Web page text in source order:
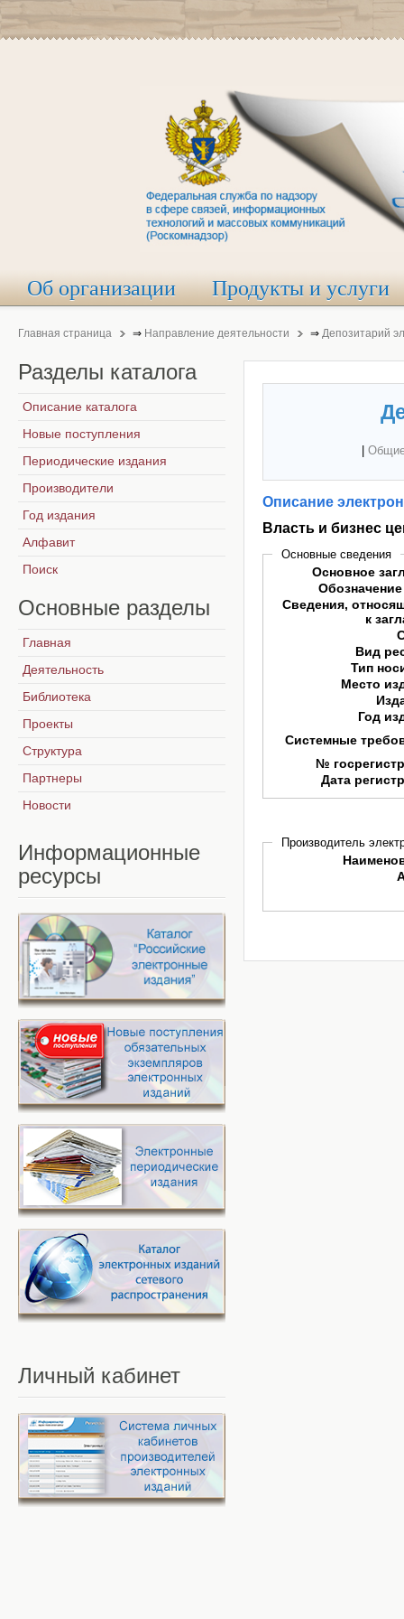
Об организации Продукты и услуги
Главная страница ⇒ Направление деятельности ⇒ Депозитарий
Описание
Власть и бизнес
Основные сведения
Основное
Сведения,
к
Вид
Тип
Место
Год
Системные
№
Дата
Производитель
Разделы каталога
Описание каталога
Новые поступления
Периодические издания
Производители
Год издания
Алфавит
Поиск
Основные разделы
Главная
Деятельность
Библиотека
Проекты
Структура
Партнеры
Новости
Информационные
ресурсы
Личный кабинет